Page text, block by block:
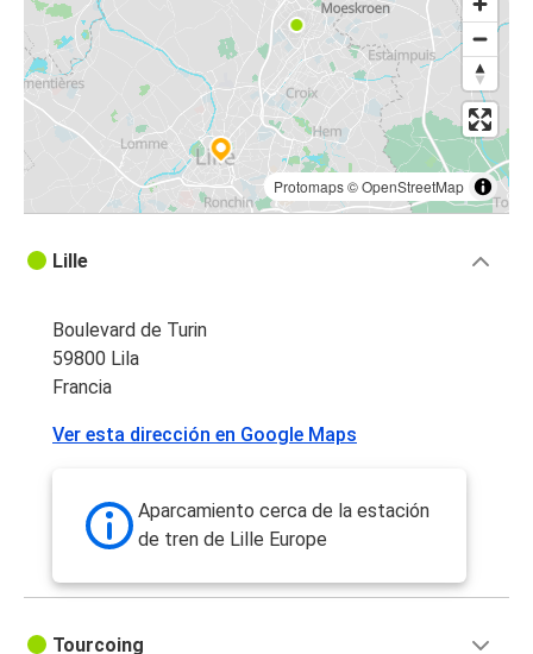
Protomaps©OpenStreetMap
Lille
Boulevard de Turin
59800 Lila
Francia
Ver esta dirección en Google Maps
Aparcamiento cerca de la estación
de tren de Lille Europe
Tourcoing